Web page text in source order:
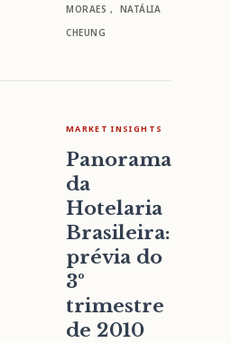
MORAES ,
NATÁLIA
CHEUNG
MARKET INSIGHTS
Panorama
da
Hotelaria
Brasileira:
prévia do
3º
trimestre
de 2010